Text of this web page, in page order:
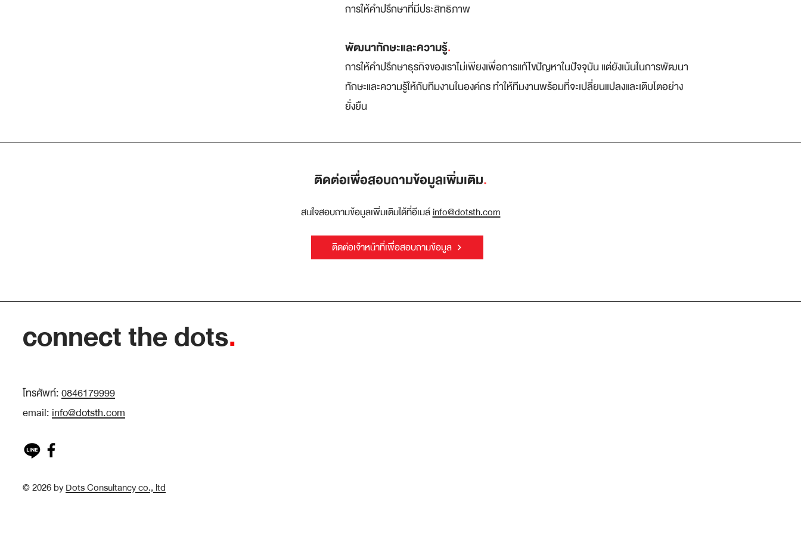
การให้คำปรึกษาที่มีประสิทธิภาพ
พัฒนาทักษะและความรู้.
การให้คำปรึกษาธุรกิจของเราไม่เพียงเพื่อการแก้ไขปัญหาในปัจจุบัน แต่ยังเน้นในการพัฒนา
ทักษะและความรู้ให้กับทีมงานในองค์กร ทำให้ทีมงานพร้อมที่จะเปลี่ยนแปลงและเติบโตอย่าง
ยั่งยืน
ติดต่อเพื่อสอบถามข้อมูลเพิ่มเติม.
สนใจสอบถามข้อมูลเพิ่มเติมได้ที่อีเมล์info@dotsth.com
ติดต่อเจ้าหน้าที่เพื่อสอบถามข้อมูล
connect the dots.
โทรศัพท์:0846179999
email:info@dotsth.com
© 2026 byDots Consultancy co., ltd